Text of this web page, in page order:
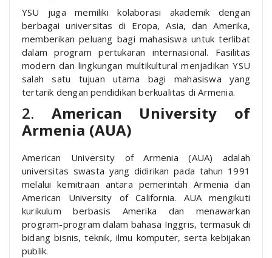
YSU juga memiliki kolaborasi akademik dengan
berbagai universitas di Eropa, Asia, dan Amerika,
memberikan peluang bagi mahasiswa untuk terlibat
dalam program pertukaran internasional. Fasilitas
modern dan lingkungan multikultural menjadikan YSU
salah satu tujuan utama bagi mahasiswa yang
tertarik dengan pendidikan berkualitas di Armenia.
2. American University of
Armenia (AUA)
American University of Armenia (AUA) adalah
universitas swasta yang didirikan pada tahun 1991
melalui kemitraan antara pemerintah Armenia dan
American University of California. AUA mengikuti
kurikulum berbasis Amerika dan menawarkan
program-program dalam bahasa Inggris, termasuk di
bidang bisnis, teknik, ilmu komputer, serta kebijakan
publik.